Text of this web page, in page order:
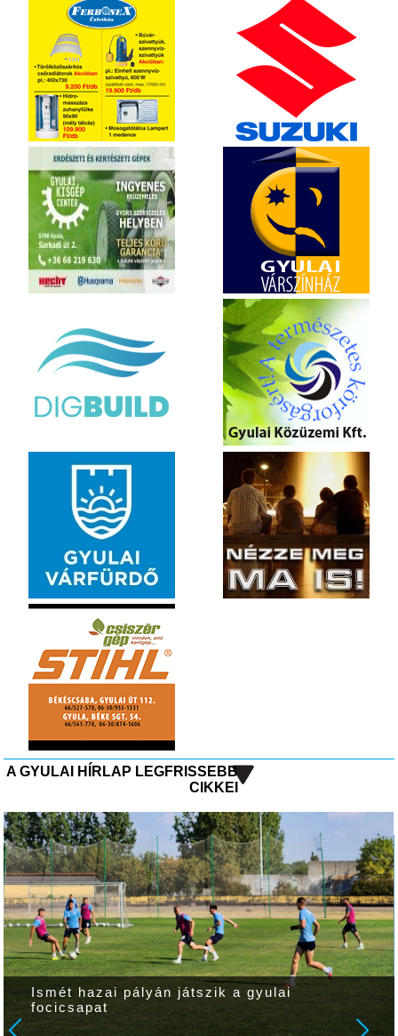
A GYULAI HÍRLAP LEGFRISSEBB
CIKKEI
Ismét hazai pályán játszik a gyulai
focicsapat